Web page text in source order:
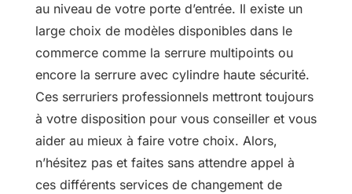
au niveau de votre porte d’entrée. Il existe un
large choix de modèles disponibles dans le
commerce comme la serrure multipoints ou
encore la serrure avec cylindre haute sécurité.
Ces serruriers professionnels mettront toujours
à votre disposition pour vous conseiller et vous
aider au mieux à faire votre choix. Alors,
n’hésitez pas et faites sans attendre appel à
ces différents services de changement de